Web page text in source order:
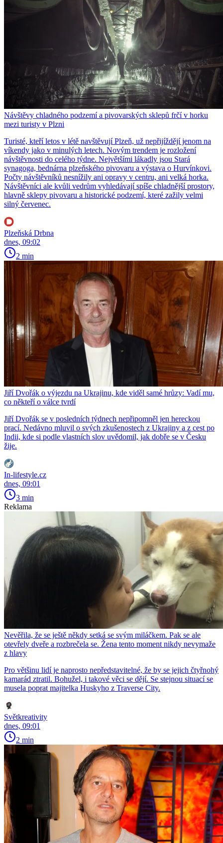
Návštěvy chladného podzemí a pivovarských sklepů frčí v horku
mezi turisty v Plzni
Turisté, kteří letos v létě navštěvují Plzeň, už nepřijíždějí jenom na
víkendy jako v minulých letech. Novým trendem je rozložení
návštěvnosti do celého týdne. Největšími lákadly jsou Stará
synagoga, bednárna plzeňského pivovaru a výstava o Hurvínkovi.
Počty návštěvníků nesnížily ani opravy v centru, ani velká horka.
Návštěvníci ale kvůli vedrům vyhledávají spíše chladnější prostory,
hlavně sklepy pivovaru a historické podzemí, které zažily velmi
silný červenec.
Plzeňská Drbna
dnes, 09:02
2 min
Jiří Dvořák o výjezdu na Ukrajinu, kde viděl samé hrůzy: Vadí mu,
co někteří o válce tvrdí
Jiří Dvořák se v posledních týdnech nepřipomněl jen hereckou
prací. Nedávno mluvil o svých zkušenostech z Ukrajiny a z cest po
Indii, kde si podle vlastních slov uvědomil, jak dobře se v Česku
žije.
In-lifestyle.cz
dnes, 09:01
3 min
Reklama
Nevěřila, že se ještě někdy setká se svým miláčkem. Pak se ale
otevřely dveře a rozbrečela se. Žena tento moment nikdy nevymaže
z hlavy
Pro většinu lidí je naprosto nepředstavitelné, že by se jejich čtyřnohý
kamarád ztratil. Bohužel, i takové věci se dějí. Se stejnou situací se
musela poprat majitelka Huskyho z Traverse City.
Světkreativity
dnes, 09:01
2 min